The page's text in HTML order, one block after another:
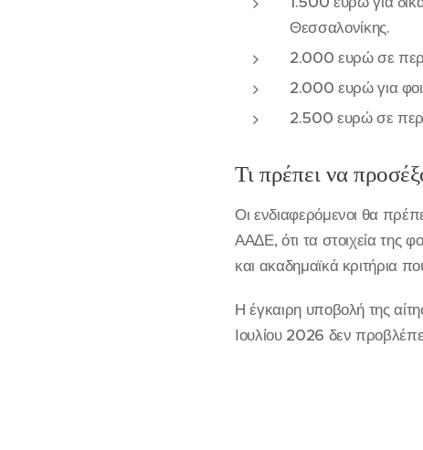
Θεσσαλονίκης.
2.000 ευρώ σε
2.000 ευρώ για
2.500 ευρώ σε
Τι πρέπει να
Οι ενδιαφερόμενοι θα
ΑΑΔΕ, ότι τα στοιχεία της
και ακαδημαϊκά κριτήρια
Η έγκαιρη υποβολή της
Ιουλίου 2026 δεν